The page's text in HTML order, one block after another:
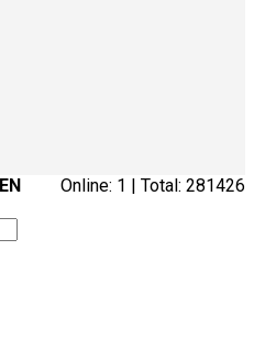
Online: 1 | Total: 281426